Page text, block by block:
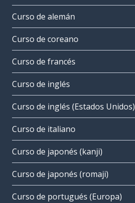
Curso de alemán
Curso de coreano
Curso de francés
Curso de inglés
Curso de inglés (Estados Unidos)
Curso de italiano
Curso de japonés (kanji)
Curso de japonés (romaji)
Curso de portugués (Europa)